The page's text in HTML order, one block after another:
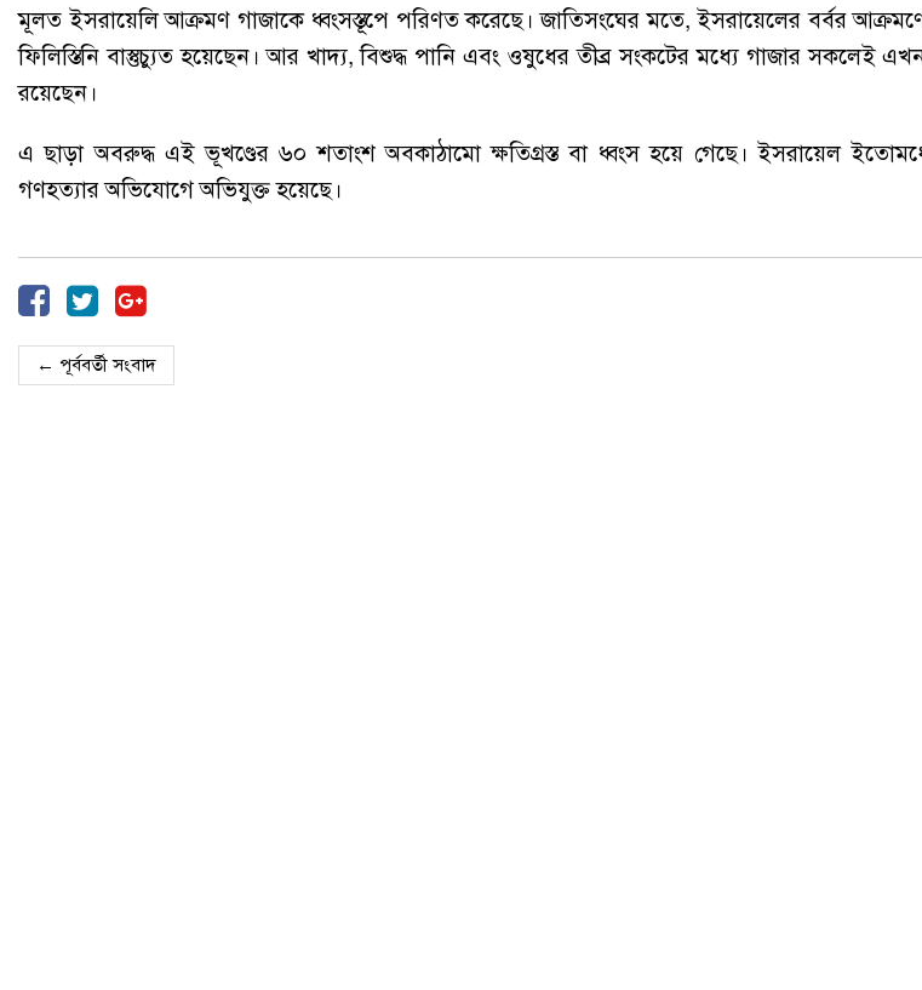
মূলত ইসরায়েলি আক্রমণ গাজাকে ধ্বংসস্তূপে পরিণত করেছে। জাতিসংঘের মতে, ইসরায়েলের বর্বর
ফিলিস্তিনি বাস্তুচ্যুত হয়েছেন। আর খাদ্য, বিশুদ্ধ পানি এবং ওষুধের তীব্র সংকটের মধ্যে গাজার সকলেই এখন
রয়েছেন।
এ ছাড়া অবরুদ্ধ এই ভূখণ্ডের ৬০ শতাংশ অবকাঠামো ক্ষতিগ্রস্ত বা ধ্বংস হয়ে গেছে। ইসরায়েল
গণহত্যার অভিযোগে অভিযুক্ত হয়েছে।
← পূর্ববর্তী সংবাদ